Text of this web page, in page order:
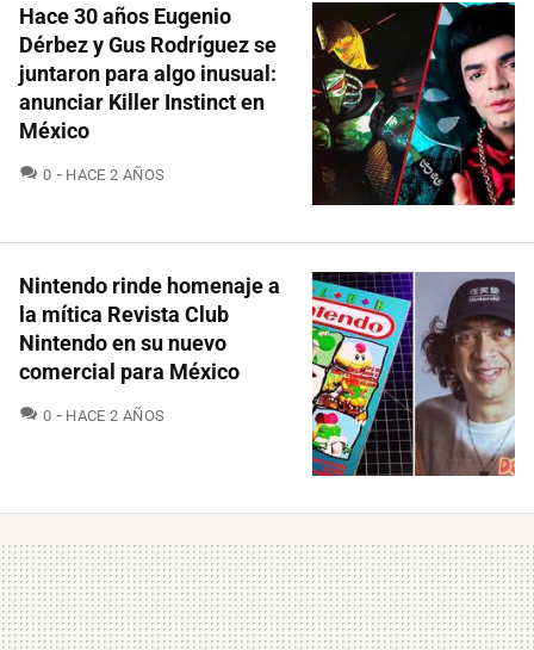
Hace 30 años Eugenio
Dérbez y Gus Rodríguez se
juntaron para algo inusual:
anunciar Killer Instinct en
México
0 COMENTARIOS
HACE 2 AÑOS
Nintendo rinde homenaje a
la mítica Revista Club
Nintendo en su nuevo
comercial para México
0 COMENTARIOS
HACE 2 AÑOS